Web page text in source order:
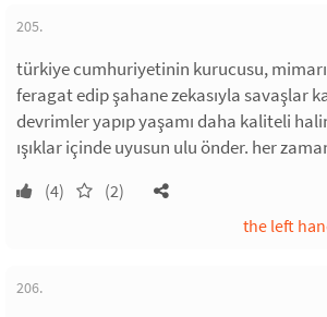
205.
türkiye cumhuriyetinin kurucusu,
feragat edip şahane zekasıyla savaşlar
devrimler yapıp yaşamı daha kaliteli
ışıklar içinde uyusun ulu önder. her
(4) (2)
the left
206.